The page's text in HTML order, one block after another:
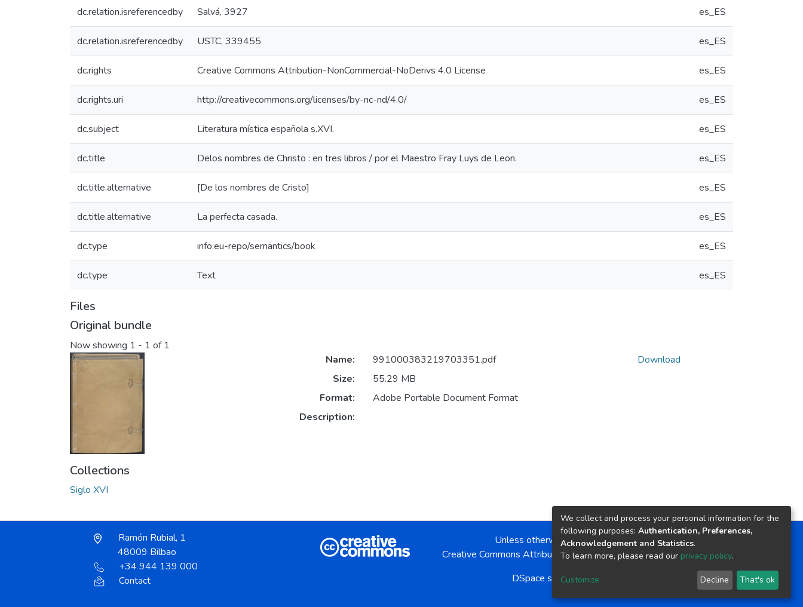
dc.relation.isreferencedby Salvá, 3927 es_ES
dc.relation.isreferencedby USTC, 339455 es_ES
dc.rights Creative Commons Attribution-NonCommercial-NoDerivs 4.0 License es_ES
dc.rights.uri http://creativecommons.org/licenses/by-nc-nd/4.0/ es_ES
dc.subject Literatura mística española s.XVI. es_ES
dc.title Delos nombres de Christo : en tres libros / por el Maestro Fray Luys de Leon. es_ES
dc.title.alternative [De los nombres de Cristo] es_ES
dc.title.alternative La perfecta casada. es_ES
dc.type info:eu-repo/semantics/book es_ES
dc.type Text es_ES
Files
Original bundle
Now showing 1 - 1 of 1
Name:
991000383219703351.pdf
Size:
55.29 MB
Format:
Adobe Portable Document Format
Description:
Download
Collections
Siglo XVI
Ramón Rubial, 1
48009 Bilbao
+34 944 139 000
Contact
Unless otherwise noted, the item license is described as:
Creative Commons Attribution-NonCommercial-NoDerivs 4.0 License
DSpace softwarecopyright © 2002-2026 LYRASIS
Send Feedback
We collect and process your personal information for the
following purposes: Authentication, Preferences,
Acknowledgement and Statistics.
To learn more, please read our privacy policy.
Customize Decline That's ok